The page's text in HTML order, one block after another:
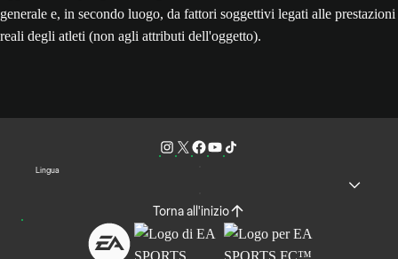
generale e, in secondo luogo, da fattori soggettivi legati alle prestazioni
reali degli atleti (non agli attributi dell'oggetto).
Lingua
Torna all'inizio